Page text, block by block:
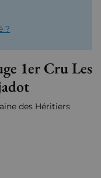
?
1er Cru Les
des Héritiers